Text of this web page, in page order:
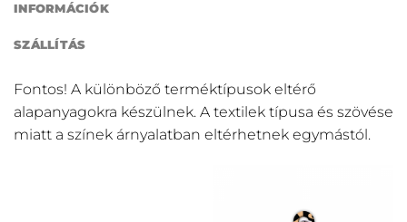
INFORMÁCIÓK
SZÁLLÍTÁS
Fontos! A különböző terméktípusok eltérő
alapanyagokra készülnek. A textilek típusa és szövése
miatt a színek árnyalatban eltérhetnek egymástól.